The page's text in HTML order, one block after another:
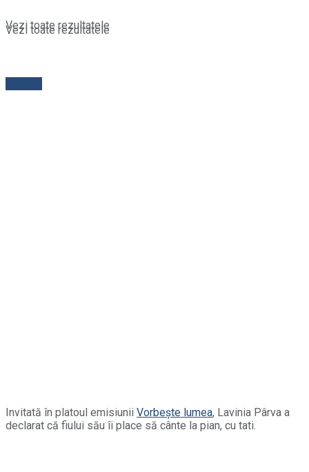
Vezi toate rezultatele
Vezi toate rezultatele
Invitată în platoul emisiunii Vorbește lumea, Lavinia Pârva a
declarat că fiului său îi place să cânte la pian, cu tati.